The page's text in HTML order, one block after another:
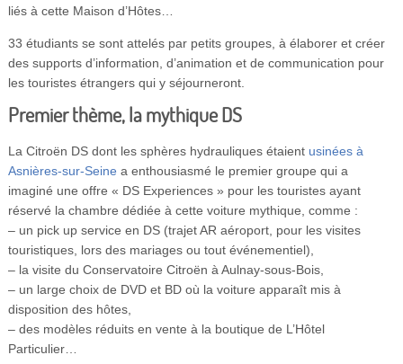
liés à cette Maison d’Hôtes…
33 étudiants se sont attelés par petits groupes, à élaborer et créer
des supports d’information, d’animation et de communication pour
les touristes étrangers qui y séjourneront.
Premier thème, la mythique DS
La Citroën DS dont les sphères hydrauliques étaient usinées à
Asnières-sur-Seine a enthousiasmé le premier groupe qui a
imaginé une offre « DS Experiences » pour les touristes ayant
réservé la chambre dédiée à cette voiture mythique, comme :
– un pick up service en DS (trajet AR aéroport, pour les visites
touristiques, lors des mariages ou tout événementiel),
– la visite du Conservatoire Citroën à Aulnay-sous-Bois,
– un large choix de DVD et BD où la voiture apparaît mis à
disposition des hôtes,
– des modèles réduits en vente à la boutique de L’Hôtel
Particulier…